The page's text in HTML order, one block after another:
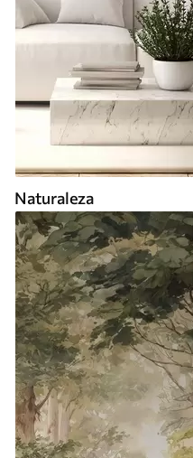
Naturaleza